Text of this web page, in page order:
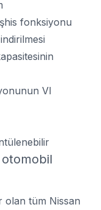
fonksiyonu
VI
olan tüm Nissan